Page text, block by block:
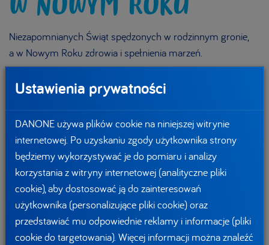
W NOWYM ROKU
Niezapomnianych Świąt spędzonych w rodzinnym gronie,
a w Nowym Roku zdrowia i spełnienia marzeń.
Ustawienia prywatności
DANONE używa plików cookie na niniejszej witrynie
internetowej. Po uzyskaniu zgody użytkownika strony
będziemy wykorzystywać je do pomiaru i analizy
korzystania z witryny internetowej (analityczne pliki
cookie), aby dostosować ją do zainteresowań
użytkownika (personalizujące pliki cookie) oraz
przedstawiać mu odpowiednie reklamy i informacje (pliki
cookie do targetowania). Więcej informacji można znaleźć